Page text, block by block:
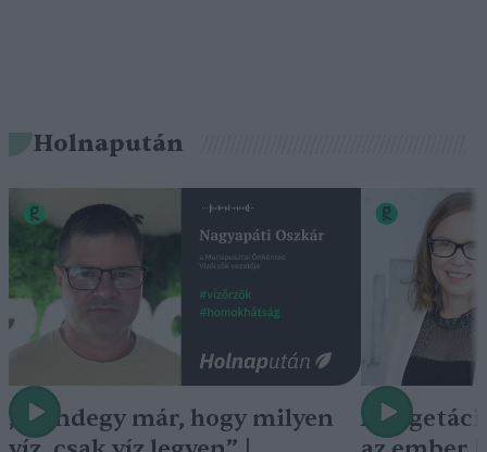
Holnapután
„Mindegy már, hogy milyen
A